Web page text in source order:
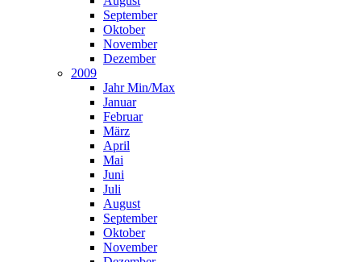
September
Oktober
November
Dezember
2009
Jahr Min/Max
Januar
Februar
März
April
Mai
Juni
Juli
August
September
Oktober
November